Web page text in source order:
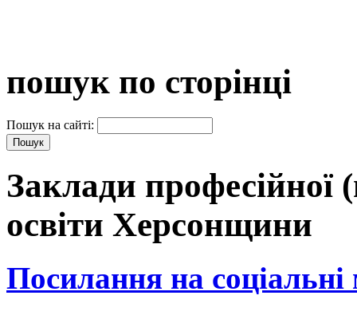
пошук по сторінці
Пошук на сайті:
Заклади професійної
освіти Херсонщини
Посилання на соціальні